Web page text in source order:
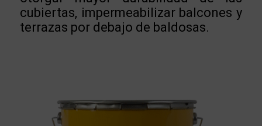
cubiertas, impermeabilizar balcones y
terrazas por debajo de baldosas.